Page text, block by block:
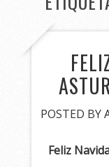
POSTED BY
Feliz